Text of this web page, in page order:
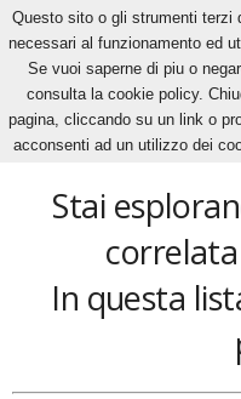
Home Tags Raikkonen
Raikkonen
Stai
In questa
Questo sito o gli strumenti terzi
necessari al funzionamento ed
Se vuoi saperne di piu o
consulta la cookie policy.
pagina, cliccando su un link o
acconsenti ad un utilizzo dei